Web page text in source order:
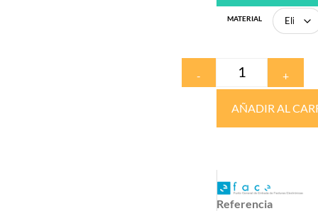
MATERIAL
- +
AÑADIR AL
Referencia